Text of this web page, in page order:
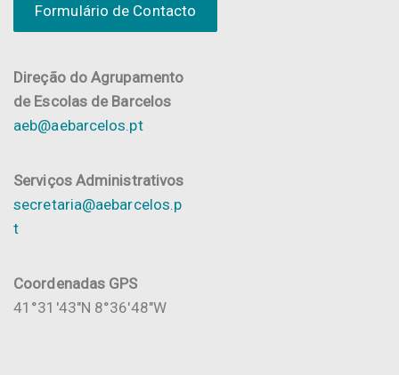
Formulário de Contacto
Direção do Agrupamento
de Escolas de Barcelos
aeb@aebarcelos.pt
Serviços Administrativos
secretaria@aebarcelos.p
t
Coordenadas GPS
41°31'43"N 8°36'48"W